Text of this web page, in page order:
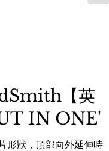
【英
IN ONE'
形狀，頂部向外延伸時